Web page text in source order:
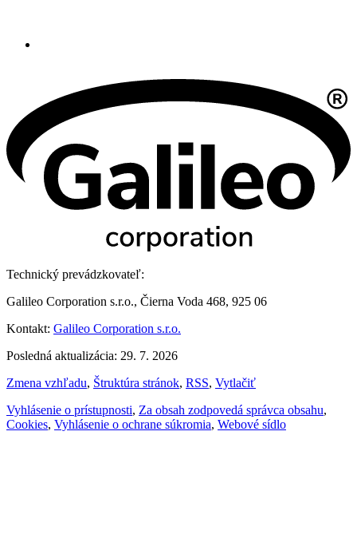
Technický prevádzkovateľ:
Galileo Corporation s.r.o., Čierna Voda 468, 925 06
Kontakt: Galileo Corporation s.r.o.
Posledná aktualizácia: 29. 7. 2026
Zmena vzhľadu, Štruktúra stránok, RSS, Vytlačiť
Vyhlásenie o prístupnosti, Za obsah zodpovedá správca obsahu,
Cookies, Vyhlásenie o ochrane súkromia, Webové sídlo